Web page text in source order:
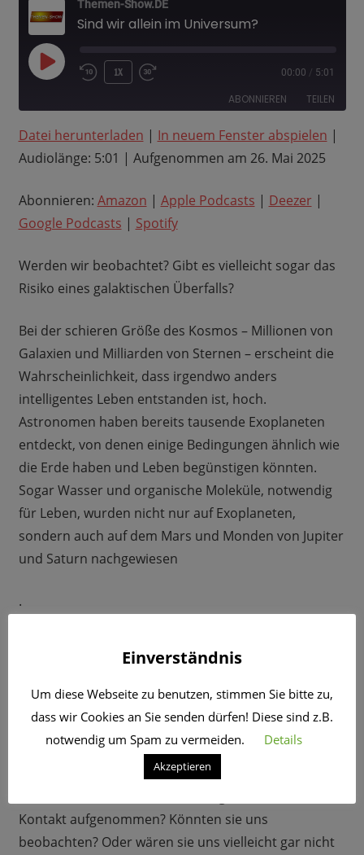
Themen-Show.DE
Sind wir allein im Universum?
PLAY
1X 00:00 / 5:01
ABONNIEREN TEILEN
Amazon Apple Podcasts
Deezer
Spotify
RSS FEED
TEILEN
Datei herunterladen | In neuem Fenster abspielen |
Audiolänge: 5:01 | Aufgenommen am 26. Mai 2025
Abonnieren: Amazon | Apple Podcasts | Deezer |
Google Podcasts | Spotify
Werden wir beobachtet? Gibt es vielleicht sogar das
Risiko eines galaktischen Überfalls?
Bei der schieren Größe des Kosmos – Millionen von
Galaxien und Milliarden von Sternen – erscheint die
Wahrscheinlichkeit, dass irgendwo anders
intelligentes Leben entstanden ist, hoch.
Astronomen haben bereits tausende Exoplaneten
entdeckt, von denen einige Bedingungen ähnlich wie
die Erde haben und Leben begünstigen könnten.
Sogar Wasser und organische Moleküle, notwendig
für Leben, wurden nicht nur auf Exoplaneten,
sondern auch auf dem Mars und Monden von Jupiter
und Saturn nachgewiesen
.
Ergebnis vieler Zufälle, und viele Planeten sind
schlicht lebensfeindlich
Was bedeuten unklare UFO-Sichtungen? Und warum
Kontakt aufgenommen? Könnten sie uns
beobachten? Oder wären sie uns vielleicht gar nicht
Einverständnis
Um diese Webseite zu benutzen, stimmen Sie bitte zu,
dass wir Cookies an Sie senden dürfen! Diese sind z.B.
notwendig um Spam zu vermeiden.
Details
Akzeptieren